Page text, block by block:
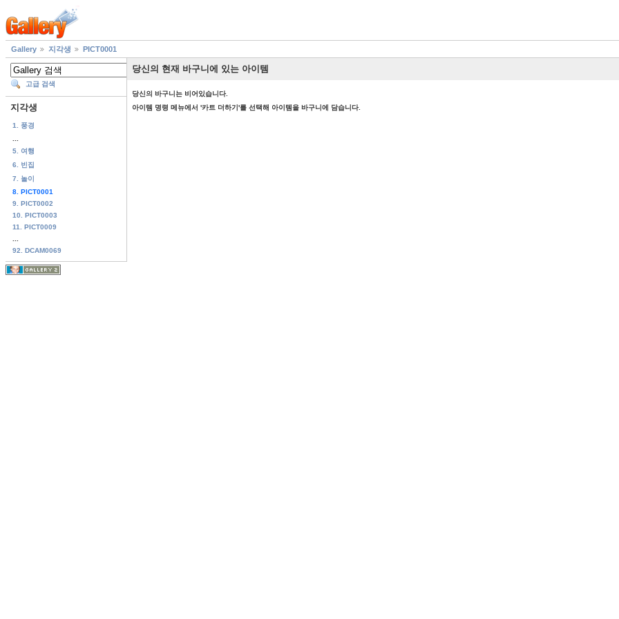
Gallery 지각생 PICT0001
고급 검색
지각생
1. 풍경
5. 여행
6. 빈집
7. 놀이
8. PICT0001
9. PICT0002
10. PICT0003
11. PICT0009
92. DCAM0069
당신의 현재 바구니에 있는 아이템
당신의 바구니는 비어있습니다.
아이템 명령 메뉴에서 '카트 더하기'를 선택해 아이템을 바구니에 담습니다.